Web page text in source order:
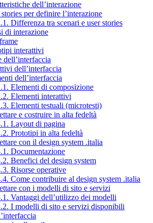
dell’interazione
per definire l’interazione
Differenza tra scenari e user stories
di interazione
interattivi
dell’interfaccia
dell’interfaccia
dell’interfaccia
Elementi di composizione
Elementi interattivi
Elementi testuali (microtesti)
e costruire in alta fedeltà
Layout di pagina
Prototipi in alta fedeltà
con il design system .italia
Documentazione
Benefici del design system
Risorse operative
Come contribuire al design system .italia
con i modelli di sito e servizi
Vantaggi dell’utilizzo dei modelli
I modelli di sito e servizi disponibili